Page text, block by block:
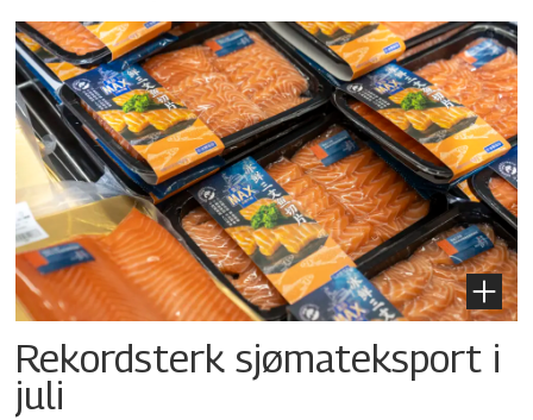
Rekordsterk sjømateksport i
juli